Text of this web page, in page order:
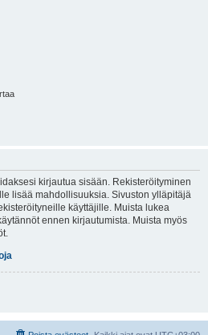
kirjautua sisään. Rekisteröityminen
lisää mahdollisuuksia. Sivuston ylläpitäjä
käyttäjille. Muista lukea
ennen kirjautumista. Muista myös